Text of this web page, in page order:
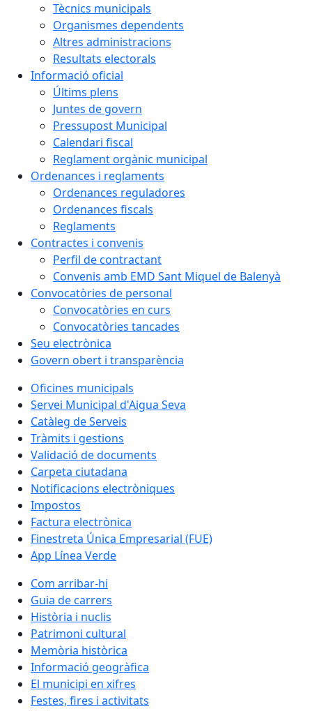
Tècnics municipals
Organismes dependents
Altres administracions
Resultats electorals
Informació oficial
Últims plens
Juntes de govern
Pressupost Municipal
Calendari fiscal
Reglament orgànic municipal
Ordenances i reglaments
Ordenances reguladores
Ordenances fiscals
Reglaments
Contractes i convenis
Perfil de contractant
Convenis amb EMD Sant Miquel de Balenyà
Convocatòries de personal
Convocatòries en curs
Convocatòries tancades
Seu electrònica
Govern obert i transparència
Oficines municipals
Servei Municipal d'Aigua Seva
Catàleg de Serveis
Tràmits i gestions
Validació de documents
Carpeta ciutadana
Notificacions electròniques
Impostos
Factura electrònica
Finestreta Única Empresarial (FUE)
App Línea Verde
Com arribar-hi
Guia de carrers
Història i nuclis
Patrimoni cultural
Memòria històrica
Informació geogràfica
El municipi en xifres
Festes, fires i activitats